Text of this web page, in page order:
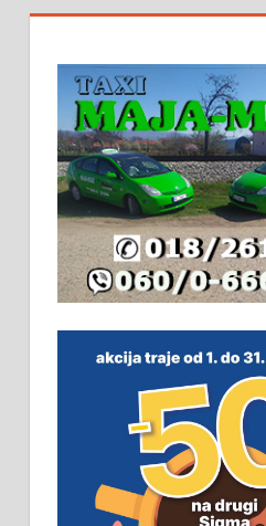
Зеленом виру у
ПОСЛОВНИ
Рудник и
д.о.о. Рудник
помоћника
Основна
радно искуство
сличним
неопходан услов.
смештај,
Пружам услуге
радова у
хидроизолације и
радова. 061/25-28-